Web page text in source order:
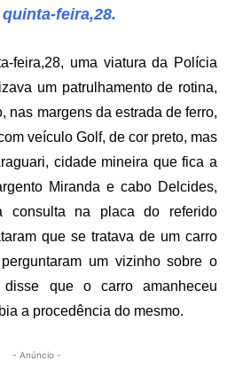
feira,28.
feira,28, uma viatura da Polícia
um patrulhamento de rotina,
nas margens da estrada de ferro,
veículo Golf, de cor preto, mas
cidade mineira que fica a
Miranda e cabo Delcides,
consulta na placa do referido
que se tratava de um carro
um vizinho sobre o
que o carro amanheceu
a procedência do mesmo.
- Anúncio -